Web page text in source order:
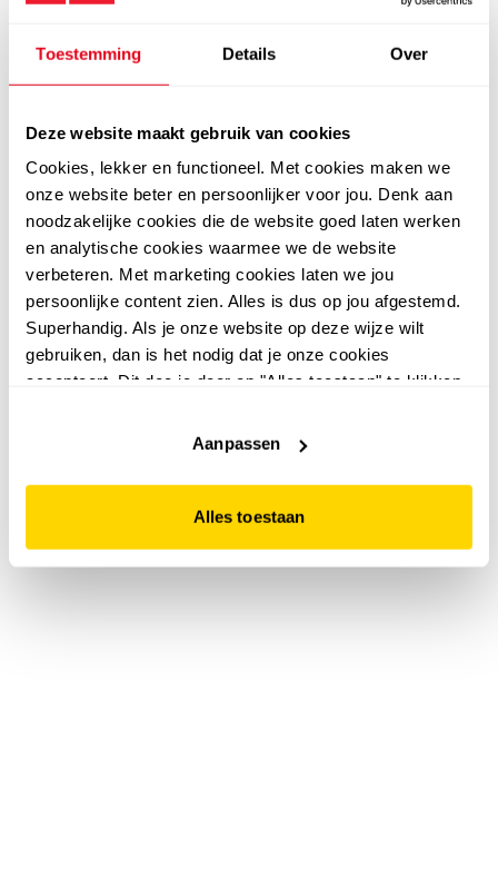
Toestemming Details Over
Deze website maakt gebruik van cookies
Cookies, lekker en functioneel. Met cookies maken we
onze website beter en persoonlijker voor jou. Denk aan
noodzakelijke cookies die de website goed laten werken
en analytische cookies waarmee we de website
verbeteren. Met marketing cookies laten we jou
persoonlijke content zien. Alles is dus op jou afgestemd.
Superhandig. Als je onze website op deze wijze wilt
gebruiken, dan is het nodig dat je onze cookies
accepteert. Dit doe je door op "Alles toestaan" te klikken.
website niet optimaal functioneert.
Aanpassen
Alles toestaan